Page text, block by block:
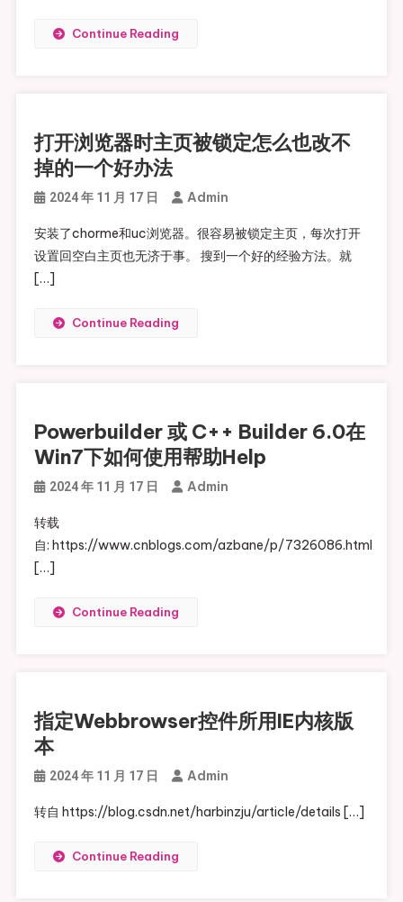
Continue Reading
打开浏览器时主页被锁定怎么也改不
掉的一个好办法
2024 年 11 月 17 日 Admin
安装了chorme和uc浏览器。很容易被锁定主页，每次打开
设置回空白主页也无济于事。 搜到一个好的经验方法。就
[…]
Continue Reading
Powerbuilder 或 C++ Builder 6.0在
Win7下如何使用帮助Help
2024 年 11 月 17 日 Admin
转载
自: https://www.cnblogs.com/azbane/p/7326086.html
[…]
Continue Reading
指定Webbrowser控件所用IE内核版
本
2024 年 11 月 17 日 Admin
转自 https://blog.csdn.net/harbinzju/article/details […]
Continue Reading